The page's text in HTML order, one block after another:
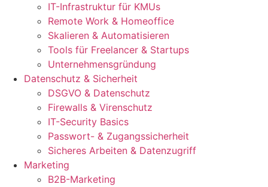
IT-Infrastruktur für KMUs
Remote Work & Homeoffice
Skalieren & Automatisieren
Tools für Freelancer & Startups
Unternehmensgründung
Datenschutz & Sicherheit
DSGVO & Datenschutz
Firewalls & Virenschutz
IT-Security Basics
Passwort- & Zugangssicherheit
Sicheres Arbeiten & Datenzugriff
Marketing
B2B-Marketing